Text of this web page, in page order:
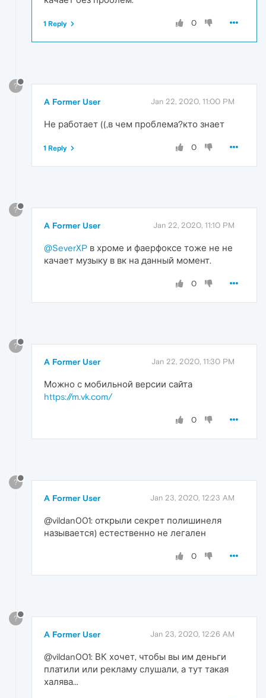
0
1 Reply
?
A Former User Jan 22, 2020, 11:00 PM
Не работает ((,в чем проблема?кто знает
0
1 Reply
?
A Former User Jan 22, 2020, 11:10 PM
@SeverXP в хроме и фаерфоксе тоже не не
качает музыку в вк на данный момент.
0
?
A Former User Jan 22, 2020, 11:30 PM
Можно с мобильной версии сайта
https://m.vk.com/
0
?
A Former User Jan 23, 2020, 12:23 AM
@vildan001: открыли секрет полишинеля
называется) естественно не легален
0
?
A Former User Jan 23, 2020, 12:26 AM
@vildan001: ВК хочет, чтобы вы им деньги
платили или рекламу слушали, а тут такая
халява...